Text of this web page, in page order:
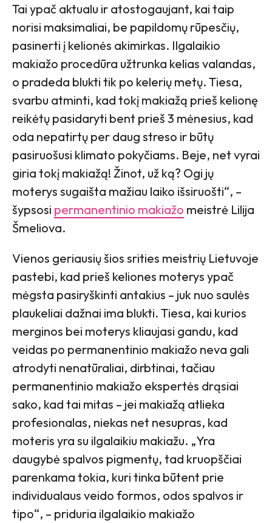
Tai ypač aktualu ir atostogaujant, kai taip
norisi maksimaliai, be papildomų rūpesčių,
pasinerti į kelionės akimirkas. Ilgalaikio
makiažo procedūra užtrunka kelias valandas,
o pradeda blukti tik po kelerių metų. Tiesa,
svarbu atminti, kad tokį makiažą prieš kelionę
reikėtų pasidaryti bent prieš 3 mėnesius, kad
oda nepatirtų per daug streso ir būtų
pasiruošusi klimato pokyčiams. Beje, net vyrai
giria tokį makiažą! Žinot, už ką? Ogi jų
moterys sugaišta mažiau laiko išsiruošti“, –
šypsosi permanentinio makiažo meistrė Lilija
Šmeliova.
Vienos geriausių šios srities meistrių Lietuvoje
pastebi, kad prieš keliones moterys ypač
mėgsta pasiryškinti antakius – juk nuo saulės
plaukeliai dažnai ima blukti. Tiesa, kai kurios
merginos bei moterys kliaujasi gandu, kad
veidas po permanentinio makiažo neva gali
atrodyti nenatūraliai, dirbtinai, tačiau
permanentinio makiažo ekspertės drąsiai
sako, kad tai mitas – jei makiažą atlieka
profesionalas, niekas net nesupras, kad
moteris yra su ilgalaikiu makiažu. „Yra
daugybė spalvos pigmentų, tad kruopščiai
parenkama tokia, kuri tinka būtent prie
individualaus veido formos, odos spalvos ir
tipo“, – priduria ilgalaikio makiažo